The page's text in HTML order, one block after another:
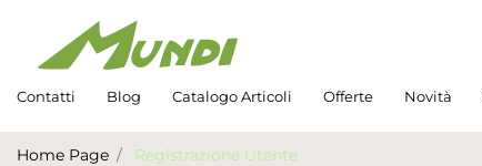
Contatti Blog Catalogo Articoli Offerte Novità
Home Page Registrazione Utente